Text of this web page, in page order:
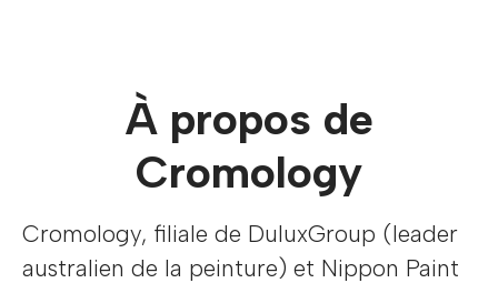
À propos de
Cromology
Cromology, filiale de DuluxGroup (leader
australien de la peinture) et Nippon Paint